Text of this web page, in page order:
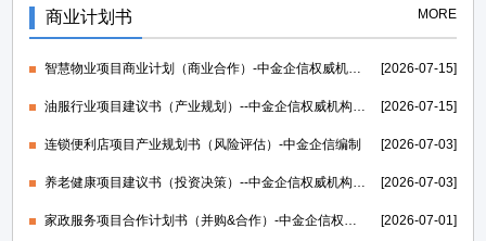
商业计划书 MORE
智慧物业项目商业计划（商业合作）-中金企信权威机构编制 [2026-07-15]
油服行业项目建议书（产业规划）--中金企信权威机构编制 [2026-07-15]
连锁便利店项目产业规划书（风险评估）-中金企信编制 [2026-07-03]
养老健康项目建议书（投资决策）--中金企信权威机构编制 [2026-07-03]
家政服务项目合作计划书（并购&合作）-中金企信权威机构编制 [2026-07-01]